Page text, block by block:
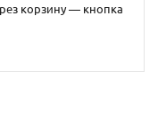
корзину — кнопка